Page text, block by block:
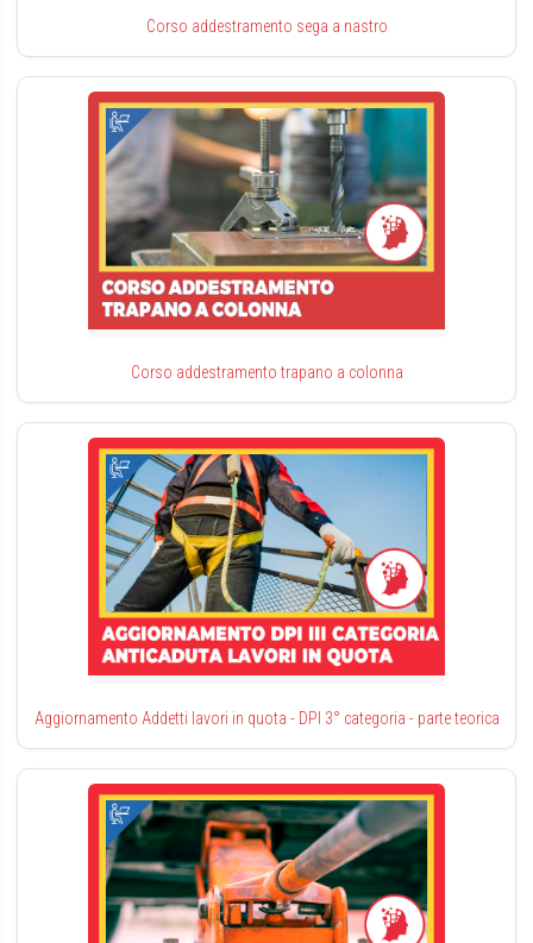
Corso addestramento sega a nastro
Corso addestramento trapano a colonna
Aggiornamento Addetti lavori in quota - DPI 3° categoria - parte teorica